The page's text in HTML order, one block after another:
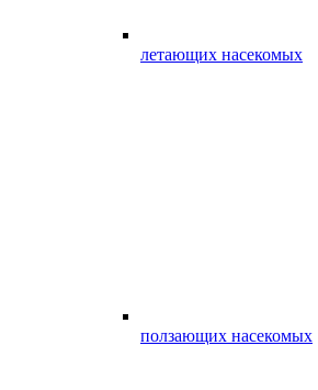
летающих насекомых
ползающих насекомых